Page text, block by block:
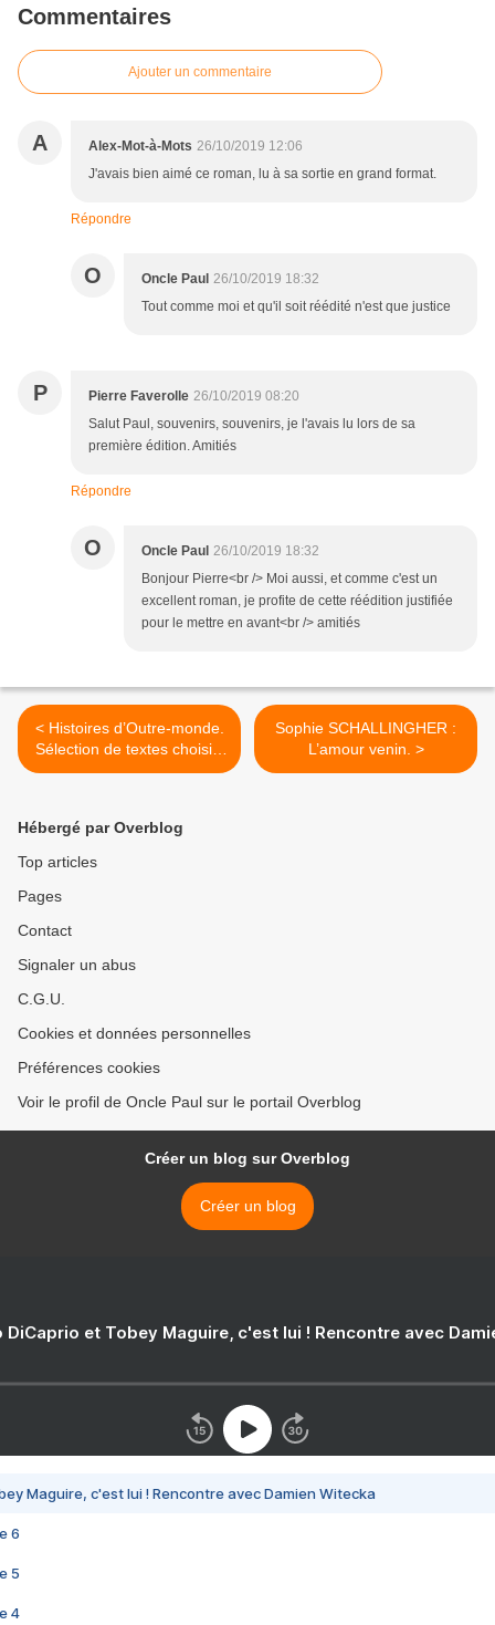
Commentaires
Ajouter un commentaire
A Alex-Mot-à-Mots 26/10/2019 12:06
J'avais bien aimé ce roman, lu à sa sortie en grand format.
Répondre
O Oncle Paul 26/10/2019 18:32
Tout comme moi et qu'il soit réédité n'est que justice
P Pierre Faverolle 26/10/2019 08:20
Salut Paul, souvenirs, souvenirs, je l'avais lu lors de sa
première édition. Amitiés
Répondre
O Oncle Paul 26/10/2019 18:32
Bonjour Pierre<br /> Moi aussi, et comme c'est un
excellent roman, je profite de cette réédition justifiée
pour le mettre en avant<br /> amitiés
< Histoires d’Outre-monde.
Sélection de textes choisis,
présentés et traduits par
Sophie SCHALLINGHER :
L’amour venin. >
Hébergé par Overblog
Top articles
Pages
Contact
Signaler un abus
C.G.U.
Cookies et données personnelles
Préférences cookies
Voir le profil de Oncle Paul sur le portail Overblog
Créer un blog sur Overblog
Créer un blog
DiCaprio et Tobey Maguire, c'est lui ! Rencontre avec
Maguire, c'est lui ! Rencontre avec Damien Witecka
6
5
4